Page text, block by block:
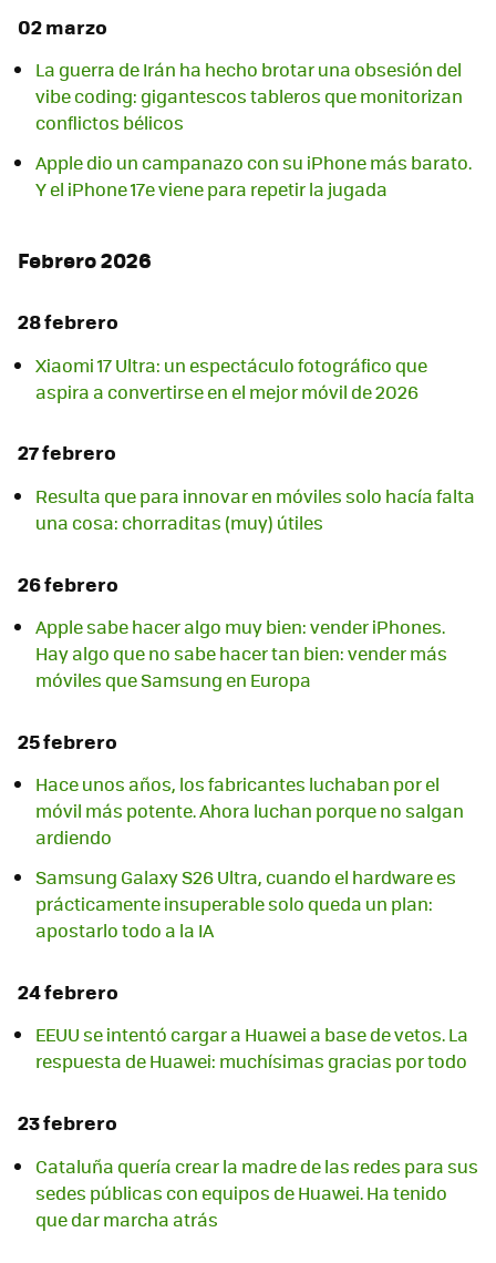
02 marzo
La guerra de Irán ha hecho brotar una obsesión del
vibe coding: gigantescos tableros que monitorizan
conflictos bélicos
Apple dio un campanazo con su iPhone más barato.
Y el iPhone 17e viene para repetir la jugada
Febrero 2026
28 febrero
Xiaomi 17 Ultra: un espectáculo fotográfico que
aspira a convertirse en el mejor móvil de 2026
27 febrero
Resulta que para innovar en móviles solo hacía falta
una cosa: chorraditas (muy) útiles
26 febrero
Apple sabe hacer algo muy bien: vender iPhones.
Hay algo que no sabe hacer tan bien: vender más
móviles que Samsung en Europa
25 febrero
Hace unos años, los fabricantes luchaban por el
móvil más potente. Ahora luchan porque no salgan
ardiendo
Samsung Galaxy S26 Ultra, cuando el hardware es
prácticamente insuperable solo queda un plan:
apostarlo todo a la IA
24 febrero
EEUU se intentó cargar a Huawei a base de vetos. La
respuesta de Huawei: muchísimas gracias por todo
23 febrero
Cataluña quería crear la madre de las redes para sus
sedes públicas con equipos de Huawei. Ha tenido
que dar marcha atrás